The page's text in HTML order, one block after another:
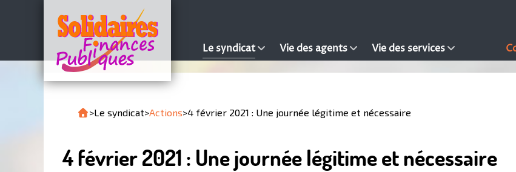
Le syndicat Vie des agents Vie des services
>Le syndicat>Actions>4 février 2021 : Une journée légitime et nécessaire
4 février 2021 : Une journée légitime et nécessaire